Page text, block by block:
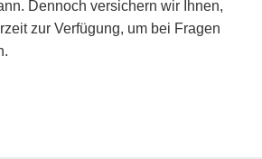
Dennoch versichern wir Ihnen,
zur Verfügung, um bei Fragen